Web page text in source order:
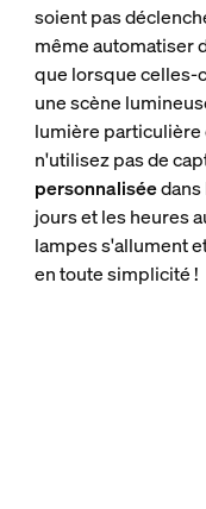
soient pas
même automatiser
que lorsque celles-
une scène
lumière particulière
n'utilisez pas de
personnalisée
jours et les heures
lampes s'allument
en toute simplicité !